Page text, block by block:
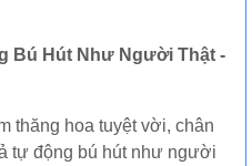
Bú Hút Như Người Thật -
thăng hoa tuyệt vời, chân
tự động bú hút như người